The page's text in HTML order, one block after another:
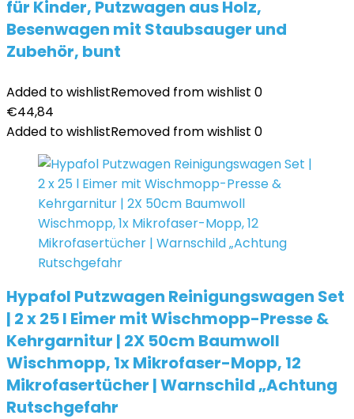
für Kinder, Putzwagen aus Holz,
Besenwagen mit Staubsauger und
Zubehör, bunt
Added to wishlistRemoved from wishlist 0
€44,84
Added to wishlistRemoved from wishlist 0
Hypafol Putzwagen Reinigungswagen Set
| 2 x 25 l Eimer mit Wischmopp-Presse &
Kehrgarnitur | 2X 50cm Baumwoll
Wischmopp, 1x Mikrofaser-Mopp, 12
Mikrofasertücher | Warnschild „Achtung
Rutschgefahr